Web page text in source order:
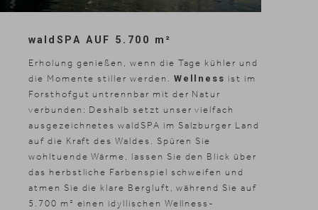
wald SPA AUF 5.700 m ²
Erholung genießen, wenn die Tage kühler und
die Momente stiller werden. Wellness ist im
Forsthofgut untrennbar mit der Natur
verbunden: Deshalb setzt unser vielfach
ausgezeichnetes waldSPA im Salzburger Land
auf die Kraft des Waldes. Spüren Sie
wohltuende Wärme, lassen Sie den Blick über
das herbstliche Farbenspiel schweifen und
atmen Sie die klare Bergluft, während Sie auf
5.700 m² einen idyllischen Wellness-